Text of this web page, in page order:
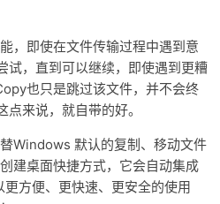
料仓库
废话
关于
，即使在文件传输过程中遇到意
试，直到可以继续，即使遇到更糟
也只是跳过该文件，并不会终
来说，就自带的好。
Windows 默认的复制、移动文件
建桌面快捷方式，它会自动集成
方便、更快速、更安全的使用